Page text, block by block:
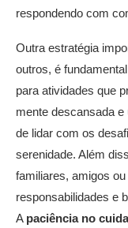
respondendo com
Outra estratégia
outros, é
para atividades que
mente descansada
de lidar com os
serenidade. Além
familiares, amigos
responsabilidades e
A paciência no